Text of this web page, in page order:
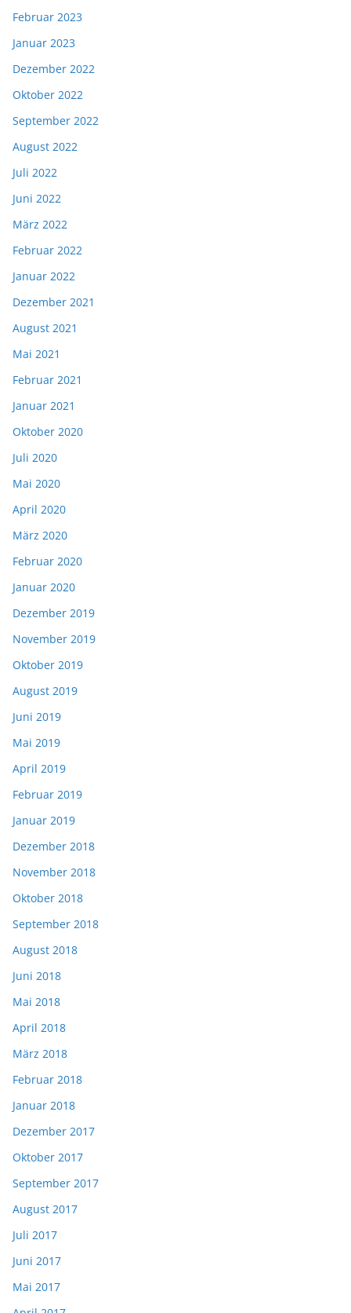
Februar 2023
Januar 2023
Dezember 2022
Oktober 2022
September 2022
August 2022
Juli 2022
Juni 2022
März 2022
Februar 2022
Januar 2022
Dezember 2021
August 2021
Mai 2021
Februar 2021
Januar 2021
Oktober 2020
Juli 2020
Mai 2020
April 2020
März 2020
Februar 2020
Januar 2020
Dezember 2019
November 2019
Oktober 2019
August 2019
Juni 2019
Mai 2019
April 2019
Februar 2019
Januar 2019
Dezember 2018
November 2018
Oktober 2018
September 2018
August 2018
Juni 2018
Mai 2018
April 2018
März 2018
Februar 2018
Januar 2018
Dezember 2017
Oktober 2017
September 2017
August 2017
Juli 2017
Juni 2017
Mai 2017